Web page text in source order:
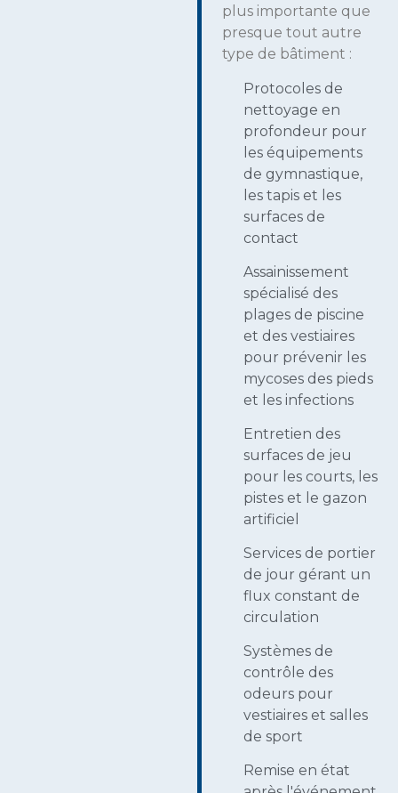
plus importante que
presque tout autre
type de bâtiment :
Protocoles de
nettoyage en
profondeur pour
les équipements
de gymnastique,
les tapis et les
surfaces de
contact
Assainissement
spécialisé des
plages de piscine
et des vestiaires
pour prévenir les
mycoses des pieds
et les infections
Entretien des
surfaces de jeu
pour les courts, les
pistes et le gazon
artificiel
Services de portier
de jour gérant un
flux constant de
circulation
Systèmes de
contrôle des
odeurs pour
vestiaires et salles
de sport
Remise en état